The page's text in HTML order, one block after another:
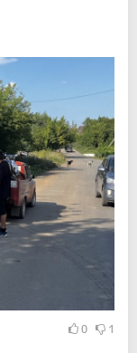
0 1